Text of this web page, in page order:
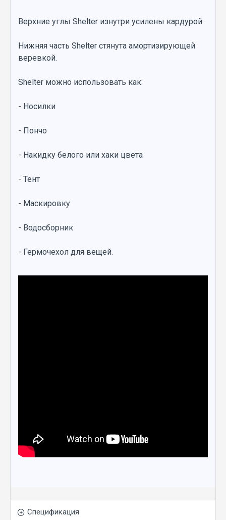
Верхние углы Shelter изнутри усилены кардурой.
Нижняя часть Shelter стянута амортизирующей
веревкой.
Shelter можно использовать как:
- Носилки
- Пончо
- Накидку белого или хаки цвета
- Тент
- Маскировку
- Водосборник
- Гермочехол для вещей.
Спецификация